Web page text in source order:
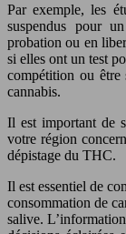
Par exemple, les
suspendus pour
probation ou en
si elles ont un test
compétition ou être
cannabis.
Il est important de
votre région
dépistage du THC.
Il est essentiel de
consommation de
salive.